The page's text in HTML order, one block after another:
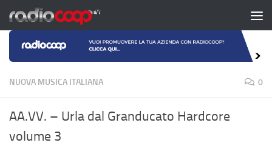
Salta al contenuto
NUOVA MUSICA ITALIANA 0
AA.VV. – Urla dal Granducato Hardcore
volume 3